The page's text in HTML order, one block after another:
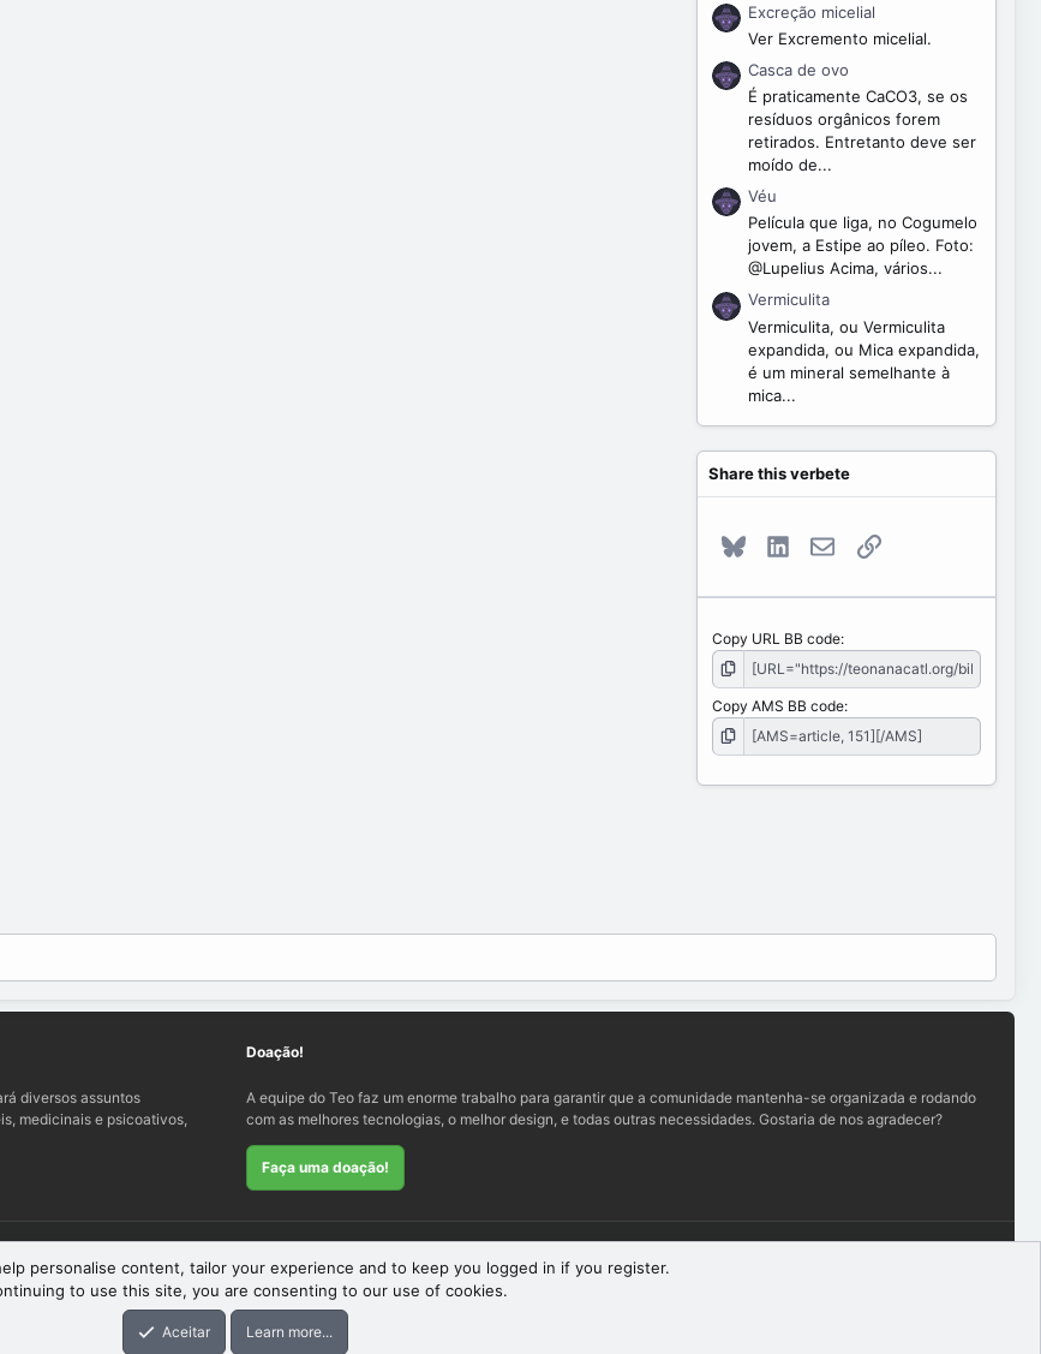
Excreção micelial
Ver Excremento micelial.
Casca de ovo
É praticamente CaCO3, se os
resíduos orgânicos forem
retirados. Entretanto deve ser
moído de...
Véu
Película que liga, no Cogumelo
jovem, a Estipe ao píleo. Foto:
@Lupelius Acima, vários...
Vermiculita
Vermiculita, ou Vermiculita
expandida, ou Mica expandida,
é um mineral semelhante à
mica...
Share this verbete
Bluesky LinkedInE-mailLink
Copy URL BB code
Copy AMS BB code
diversos assuntos
medicinais e psicoativos,
Doação!
A equipe do Teo faz um enorme trabalho para garantir que a comunidade mantenha-se organizada e rodando
com as melhores tecnologias, o melhor design, e todas outras necessidades. Gostaria de nos agradecer?
Faça uma doação!
Termos e regras
xenfocus
personalise content, tailor your experience and to keep you logged in if you register.
to use this site, you are consenting to our use of cookies.
Aceitar Learn more...